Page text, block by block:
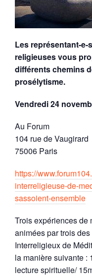
Les représentant-
religieuses vous
différents chemins
prosélytisme.
Vendredi 24
Au Forum
104 rue de Vaugirard
75006 Paris
https://
interreligieuse-de-
sassoient-ensemble
Trois expériences de
animées par trois
Interreligieux de
la manière suivante :
lecture spirituelle/